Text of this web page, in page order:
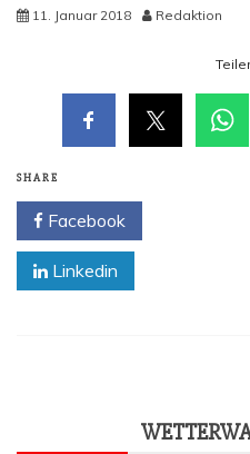
11. Januar 2018 Redaktion
SHARE
Facebook
Linkedin